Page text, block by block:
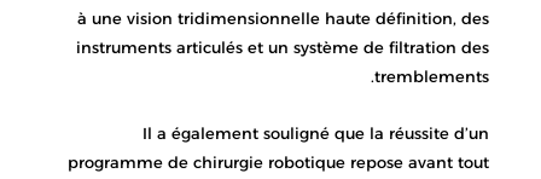
à une vision tridimensionnelle haute définition, des
instruments articulés et un système de filtration des
tremblements.
Il a également souligné que la réussite d’un
programme de chirurgie robotique repose avant tout